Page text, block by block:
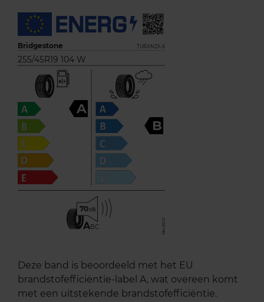
Bridgestone TURANZA 6
255/45R19 104 W
A
B
70
ABC
Deze band is beoordeeld met het EU
brandstofefficiëntie-label A, wat overeen komt
met een uitstekende brandstofefficiëntie.